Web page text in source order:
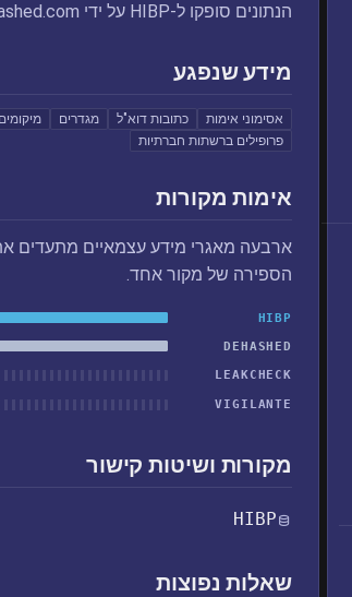
הנתונים סופקו ל-HIBP על ידי dehashed.com.
מידע שנפגע
אסימוני אימות כתובות דוא"ל מגדרים
פרופילים ברשתות חברתיות
אימות מקורות
ארבעה מאגרי מידע עצמאיים מתעדים
הספירה של מקור אחד.
HIBP
DEHASHED
LEAKCHECK
VIGILANTE
מקורות ושיטות קישור
HIBP
שאלות נפוצות